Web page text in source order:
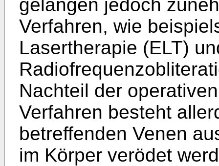
gelangen jedoch
Verfahren, wie
Lasertherapie (ELT)
Nachteil der
Verfahren besteht
betreffenden Venen
im Körper verödet